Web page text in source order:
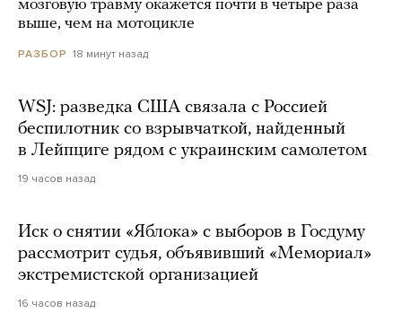
мозговую травму окажется почти в четыре раза
выше, чем на мотоцикле
РАЗБОР 18 минут назад
WSJ: разведка США связала с Россией
беспилотник со взрывчаткой, найденный
в Лейпциге рядом с украинским самолетом
19 часов назад
Иск о снятии «Яблока» с выборов в Госдуму
рассмотрит судья, объявивший «Мемориал»
экстремистской организацией
16 часов назад